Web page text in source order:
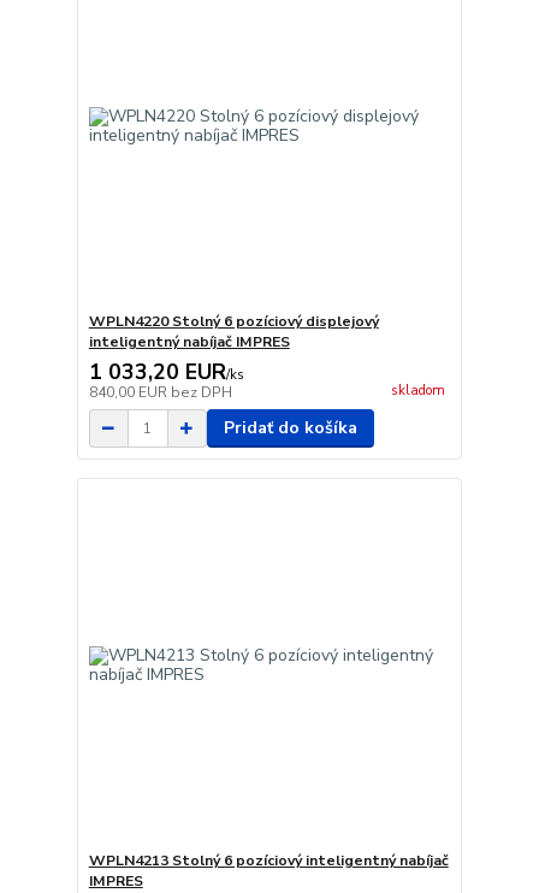
WPLN4220 Stolný 6 pozíciový displejový
inteligentný nabíjač IMPRES
1 033,20 EUR/ks
840,00 EUR bez DPH skladom
Pridať do košíka
WPLN4213 Stolný 6 pozíciový inteligentný nabíjač
IMPRES